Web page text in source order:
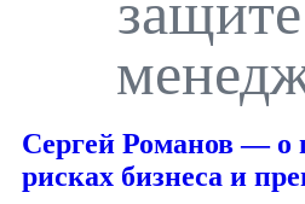
Сергей Романов — о
рисках бизнеса и